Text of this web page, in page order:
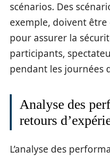
scénarios. Des
exemple, doivent
pour assurer la
participants,
pendant les journées
Analyse des
retours
L’analyse des